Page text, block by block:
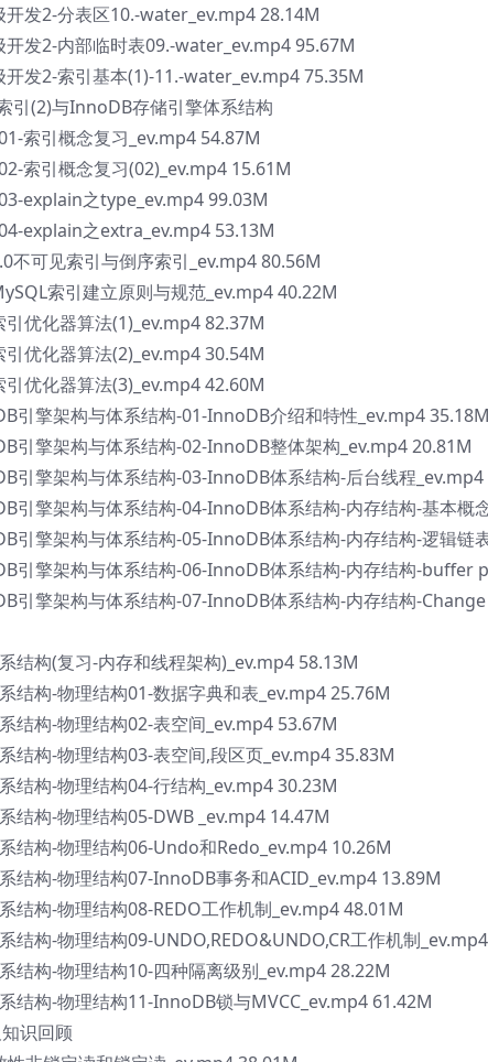
发2-分表区10.-water_ev.mp4 28.14M
发2-内部临时表09.-water_ev.mp4 95.67M
发2-索引基本(1)-11.-water_ev.mp4 75.35M
引(2)与InnoDB存储引擎体系结构
索引概念复习_ev.mp4 54.87M
索引概念复习(02)_ev.mp4 15.61M
explain之type_ev.mp4 99.03M
explain之extra_ev.mp4 53.13M
可见索引与倒序索引_ev.mp4 80.56M
索引建立原则与规范_ev.mp4 40.22M
优化器算法(1)_ev.mp4 82.37M
优化器算法(2)_ev.mp4 30.54M
优化器算法(3)_ev.mp4 42.60M
擎架构与体系结构-01-InnoDB介绍和特性_ev.mp4 35.18M
擎架构与体系结构-02-InnoDB整体架构_ev.mp4 20.81M
擎架构与体系结构-03-InnoDB体系结构-后台线程_ev.mp4
擎架构与体系结构-04-InnoDB体系结构-内存结构-基本概
擎架构与体系结构-05-InnoDB体系结构-内存结构-逻辑链
引擎架构与体系结构-06-InnoDB体系结构-内存结构-buffer
引擎架构与体系结构-07-InnoDB体系结构-内存结构-
构(复习-内存和线程架构)_ev.mp4 58.13M
构-物理结构01-数据字典和表_ev.mp4 25.76M
构-物理结构02-表空间_ev.mp4 53.67M
构-物理结构03-表空间,段区页_ev.mp4 35.83M
构-物理结构04-行结构_ev.mp4 30.23M
构-物理结构05-DWB _ev.mp4 14.47M
构-物理结构06-Undo和Redo_ev.mp4 10.26M
构-物理结构07-InnoDB事务和ACID_ev.mp4 13.89M
构-物理结构08-REDO工作机制_ev.mp4 48.01M
构-物理结构09-UNDO,REDO&UNDO,CR工作机制
构-物理结构10-四种隔离级别_ev.mp4 28.22M
构-物理结构11-InnoDB锁与MVCC_ev.mp4 61.42M
识回顾